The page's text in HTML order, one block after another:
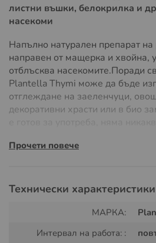
листни въшки, белокрилка и
насекоми
Напълно натурален препарат на
направен от мащерка и хвойна,
отблъсква насекомите.Поради
Plantella Thymi може да бъде
отглеждане на заеленчуци,
декоративни храсти или в био
прериод както стандартните
Начин на употреба:
Препарата е готов за употреба.
добре бутилката. Растенията се
през три дни. В случай на валилежи
Прочети повече
Технически характеристики
МАРКА:
Интервал на работа: :